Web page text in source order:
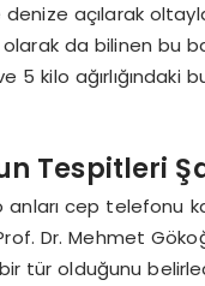
açılarak
da bilinen bu
5 kilo ağırlığındaki
Tespitleri
anları cep telefonu
Dr. Mehmet
tür olduğunu